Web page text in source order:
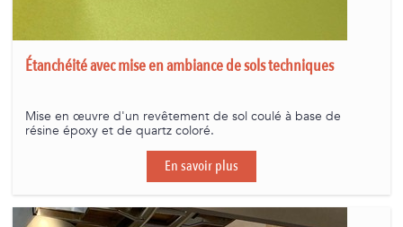
Étanchéité avec mise en ambiance de sols techniques
Mise en œuvre d'un revêtement de sol coulé à base de
résine époxy et de quartz coloré.
En savoir plus